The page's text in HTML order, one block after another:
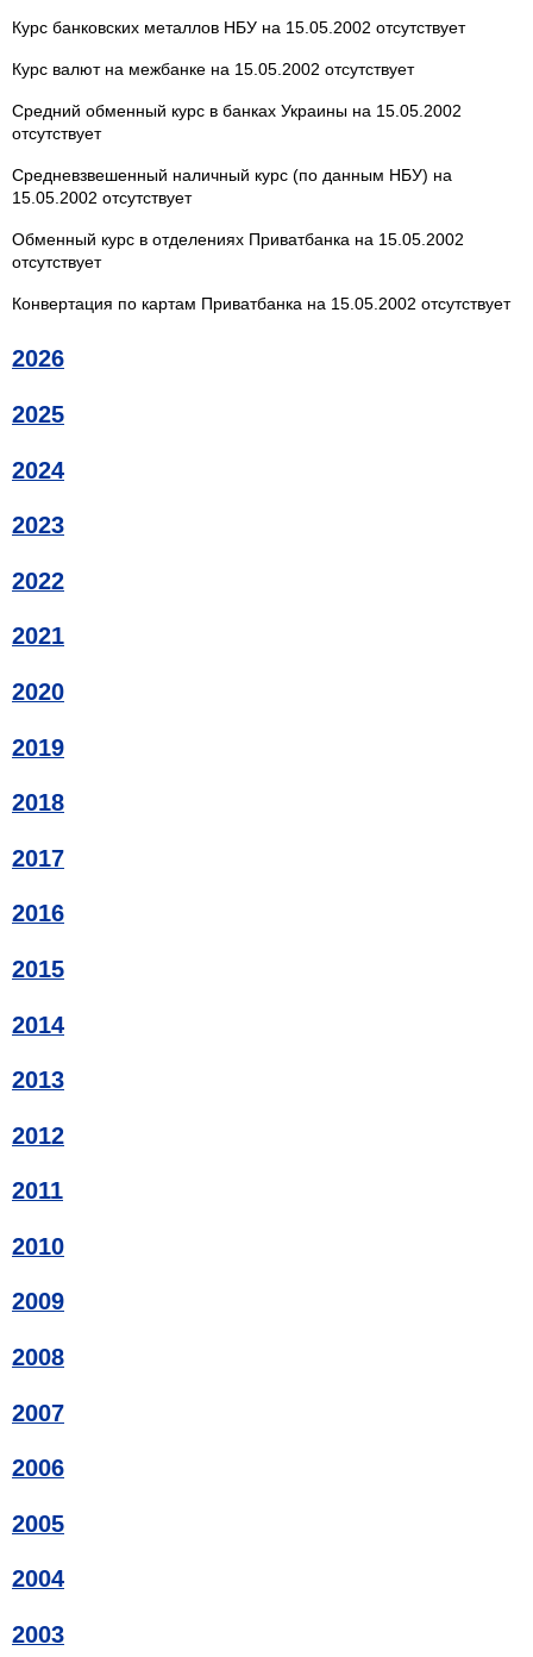
Курс банковских металлов НБУ на 15.05.2002 отсутствует
Курс валют на межбанке на 15.05.2002 отсутствует
Средний обменный курс в банках Украины на 15.05.2002
отсутствует
Средневзвешенный наличный курс (по данным НБУ) на
15.05.2002 отсутствует
Обменный курс в отделениях Приватбанка на 15.05.2002
отсутствует
Конвертация по картам Приватбанка на 15.05.2002 отсутствует
2026
2025
2024
2023
2022
2021
2020
2019
2018
2017
2016
2015
2014
2013
2012
2011
2010
2009
2008
2007
2006
2005
2004
2003